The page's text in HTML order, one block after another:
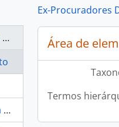
Ex-Procuradores Distritais dos Direitos do Cidadão
Maria Anaídes do Vale Siqueira Soub
Ex-Procuradores
Área de
Termos